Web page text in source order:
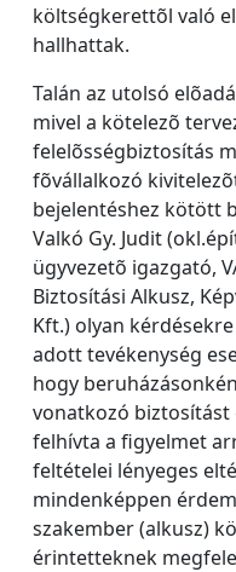
költségkerettõl való
hallhattak.
Talán az utolsó
mivel a kötelezõ
felelõsségbiztosítás
fõvállalkozó
bejelentéshez kötött
Valkó Gy. Judit
ügyvezetõ igazgató,
Biztosítási Alkusz,
Kft.) olyan
adott tevékenység
hogy
vonatkozó biztosítást
felhívta a figyelmet
feltételei lényeges
mindenképpen
szakember (alkusz)
érintetteknek